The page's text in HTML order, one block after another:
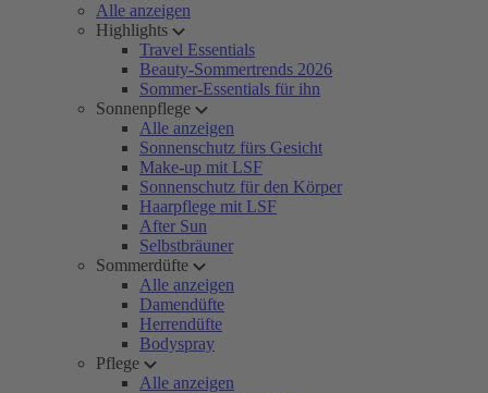
Alle anzeigen
Highlights
Travel Essentials
Beauty-Sommertrends 2026
Sommer-Essentials für ihn
Sonnenpflege
Alle anzeigen
Sonnenschutz fürs Gesicht
Make-up mit LSF
Sonnenschutz für den Körper
Haarpflege mit LSF
After Sun
Selbstbräuner
Sommerdüfte
Alle anzeigen
Damendüfte
Herrendüfte
Bodyspray
Pflege
Alle anzeigen